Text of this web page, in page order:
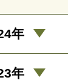
年
年